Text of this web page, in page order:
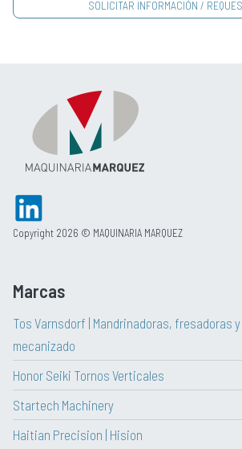
Copyright 2026 © MAQUINARIA MARQUEZ
Marcas
Tos Varnsdorf | Mandrinadoras, fresadoras
mecanizado
Honor Seiki Tornos Verticales
Startech Machinery
Haitian Precision | Hision